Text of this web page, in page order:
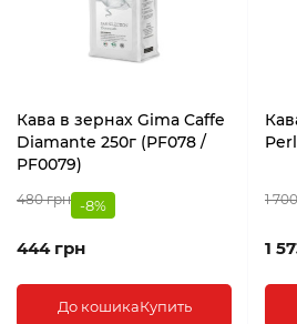
Кава в зернах Gima Caffe
Diamante 250г (PF078 /
PF0079)
480 грн -8%
444 грн
До кошикаКупить
1
1